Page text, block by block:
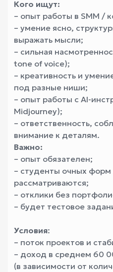
Кого ищут:
– опыт работы в SMM /
– умение ясно,
выражать мысли;
– сильная
tone of voice);
– креативность и
под разные ниши;
– опыт работы с AI-
Midjourney);
– ответственность,
внимание к деталям.
Важно:
– опыт обязателен;
– студенты очных форм
рассматриваются;
– отклики без
– будет тестовое
Условия:
– поток проектов и
– доход в среднем 60
(в зависимости от